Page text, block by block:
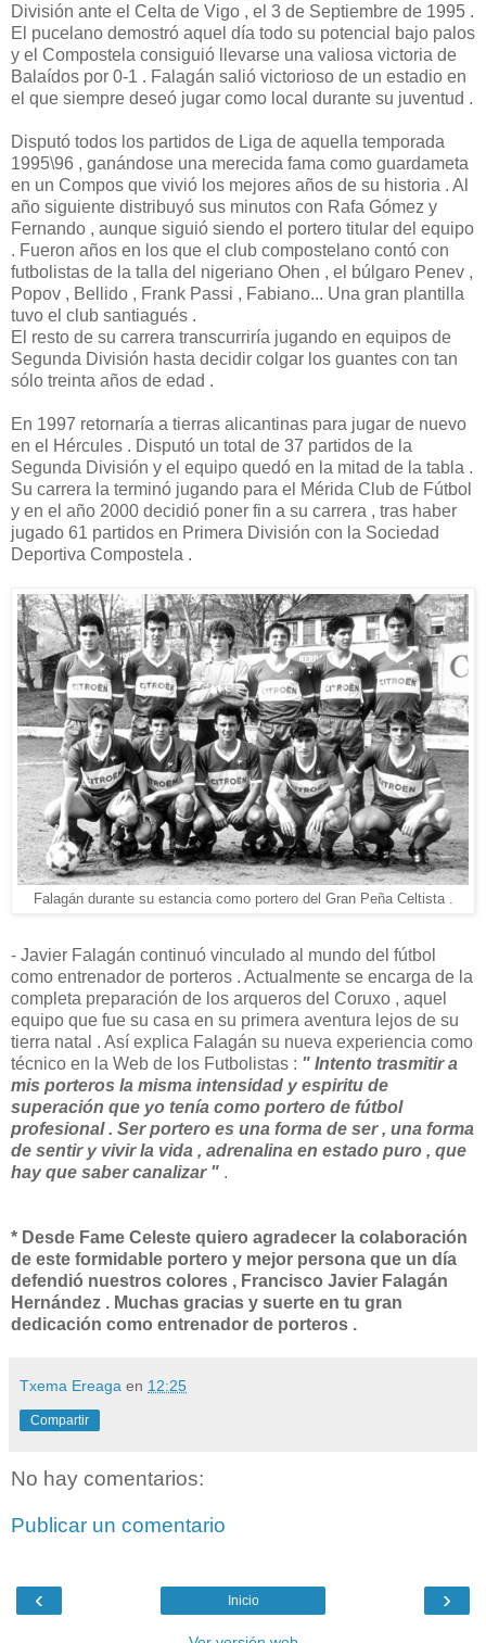
División ante el Celta de Vigo , el 3 de Septiembre de 1995 .
El pucelano demostró aquel día todo su potencial bajo palos
y el Compostela consiguió llevarse una valiosa victoria de
Balaídos por 0-1 . Falagán salió victorioso de un estadio en
el que siempre deseó jugar como local durante su juventud .
Disputó todos los partidos de Liga de aquella temporada
1995\96 , ganándose una merecida fama como guardameta
en un Compos que vivió los mejores años de su historia . Al
año siguiente distribuyó sus minutos con Rafa Gómez y
Fernando , aunque siguió siendo el portero titular del equipo
. Fueron años en los que el club compostelano contó con
futbolistas de la talla del nigeriano Ohen , el búlgaro Penev ,
Popov , Bellido , Frank Passi , Fabiano... Una gran plantilla
tuvo el club santiagués .
El resto de su carrera transcurriría jugando en equipos de
Segunda División hasta decidir colgar los guantes con tan
sólo treinta años de edad .
En 1997 retornaría a tierras alicantinas para jugar de nuevo
en el Hércules . Disputó un total de 37 partidos de la
Segunda División y el equipo quedó en la mitad de la tabla .
Su carrera la terminó jugando para el Mérida Club de Fútbol
y en el año 2000 decidió poner fin a su carrera , tras haber
jugado 61 partidos en Primera División con la Sociedad
Deportiva Compostela .
Falagán durante su estancia como portero del Gran Peña Celtista .
- Javier Falagán continuó vinculado al mundo del fútbol
como entrenador de porteros . Actualmente se encarga de la
completa preparación de los arqueros del Coruxo , aquel
equipo que fue su casa en su primera aventura lejos de su
tierra natal . Así explica Falagán su nueva experiencia como
técnico en la Web de los Futbolistas : " Intento trasmitir a
mis porteros la misma intensidad y espiritu de
superación que yo tenía como portero de fútbol
profesional . Ser portero es una forma de ser , una forma
de sentir y vivir la vida , adrenalina en estado puro , que
hay que saber canalizar " .
* Desde Fame Celeste quiero agradecer la colaboración
de este formidable portero y mejor persona que un día
defendió nuestros colores , Francisco Javier Falagán
Hernández . Muchas gracias y suerte en tu gran
dedicación como entrenador de porteros .
Txema Ereaga en 12:25
Compartir
No hay comentarios:
Publicar un comentario
‹ ›
Inicio